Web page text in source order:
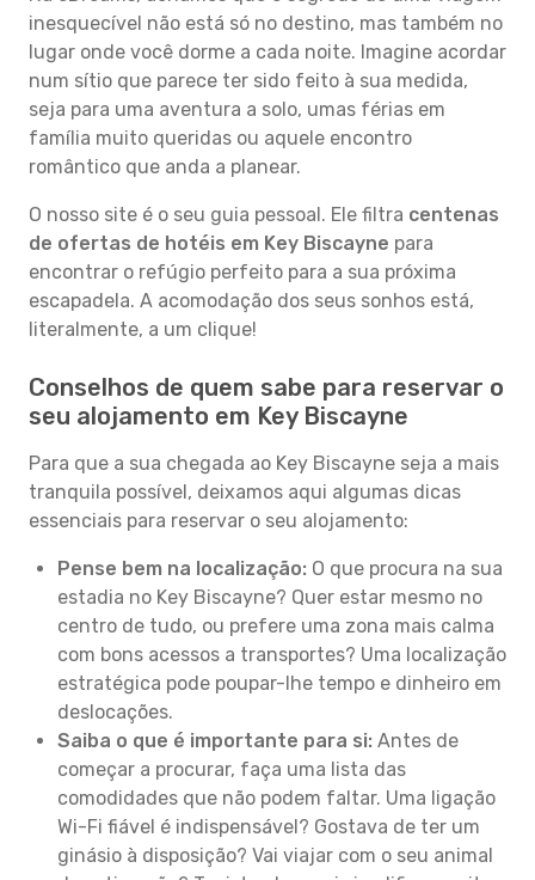
inesquecível não está só no destino, mas também no
lugar onde você dorme a cada noite. Imagine acordar
num sítio que parece ter sido feito à sua medida,
seja para uma aventura a solo, umas férias em
família muito queridas ou aquele encontro
romântico que anda a planear.
O nosso site é o seu guia pessoal. Ele filtra centenas
de ofertas de hotéis em Key Biscayne para
encontrar o refúgio perfeito para a sua próxima
escapadela. A acomodação dos seus sonhos está,
literalmente, a um clique!
Conselhos de quem sabe para reservar o
seu alojamento em Key Biscayne
Para que a sua chegada ao Key Biscayne seja a mais
tranquila possível, deixamos aqui algumas dicas
essenciais para reservar o seu alojamento:
Pense bem na localização: O que procura na sua
estadia no Key Biscayne? Quer estar mesmo no
centro de tudo, ou prefere uma zona mais calma
com bons acessos a transportes? Uma localização
estratégica pode poupar-lhe tempo e dinheiro em
deslocações.
Saiba o que é importante para si: Antes de
começar a procurar, faça uma lista das
comodidades que não podem faltar. Uma ligação
Wi-Fi fiável é indispensável? Gostava de ter um
ginásio à disposição? Vai viajar com o seu animal